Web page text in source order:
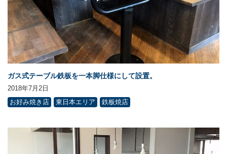
ガス式テーブル鉄板を一本脚仕様にして設置。
2018年7月2日
お好み焼き店
東日本エリア 鉄板焼店